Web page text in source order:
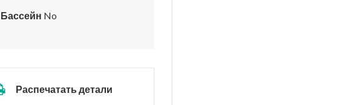
Бассейн No
Распечатать детали